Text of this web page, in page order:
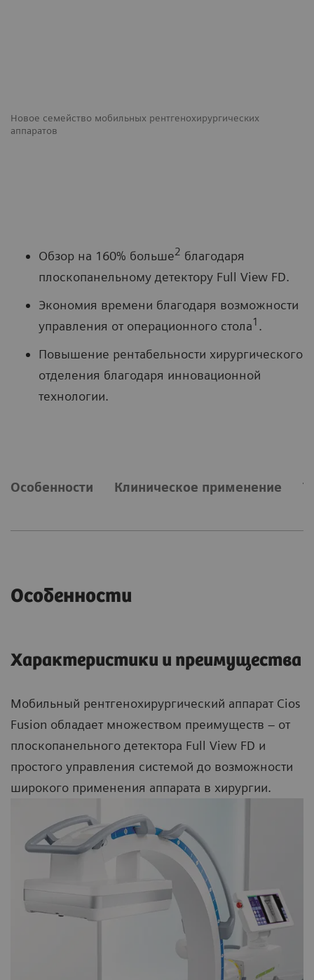
Новое семейство мобильных рентгенохирургических
аппаратов
Обзор на 160% больше2 благодаря
плоскопанельному детектору Full View FD.
Экономия времени благодаря возможности
управления от операционного стола1 .
Повышение рентабельности хирургического
отделения благодаря инновационной
технологии.
Особенности Клиническое применение
Особенности
Характеристики и преимущества
Мобильный рентгенохирургический аппарат Cios
Fusion обладает множеством преимуществ – от
плоскопанельного детектора Full View FD и
простого управления системой до возможности
широкого применения аппарата в хирургии.